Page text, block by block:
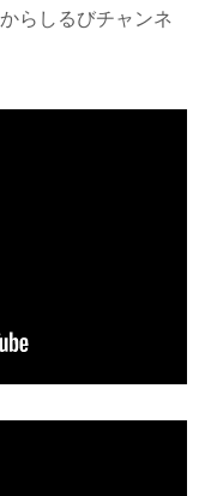
らしるびチャンネ